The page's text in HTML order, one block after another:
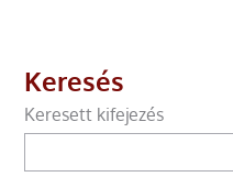
Keresés
Keresett kifejezés